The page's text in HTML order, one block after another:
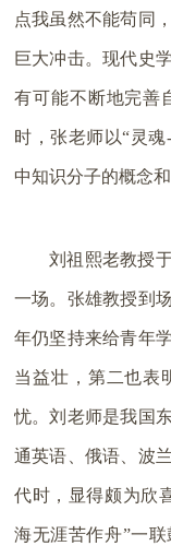
点我虽然不能苟同
巨大冲击。现代史
有可能不断地完善
时，张老师以“灵
中知识分子的概念
刘祖熙老教授
一场。张雄教授到
年仍坚持来给青年
当益壮，第二也表
忧。刘老师是我国
通英语、俄语、波
代时，显得颇为欣
海无涯苦作舟”一